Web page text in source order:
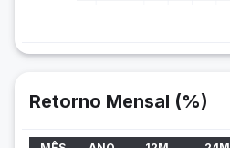
Retorno Mensal (%)